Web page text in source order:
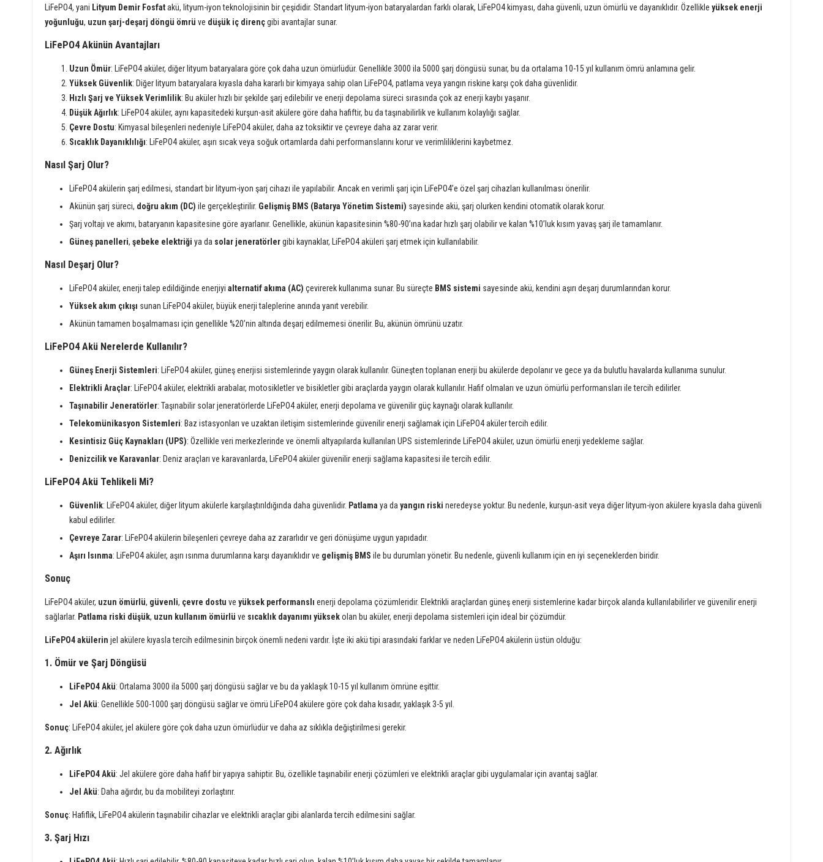
LiFePO4, yani Lityum Demir Fosfatakü, lityum-iyon teknolojisinin bir çeşididir. Standart lityum-iyon bataryalardan farklı olarak, LiFePO4 kimyası, daha güvenli, uzun ömürlü ve dayanıklıdır. Özellikle yüksek enerji
yoğunluğu, uzun şarj-deşarj döngü ömrü ve düşük iç dirençgibi avantajlar sunar.
LiFePO4 Akünün Avantajları
Uzun Ömür: LiFePO4 aküler, diğer lityum bataryalara göre çok daha uzun ömürlüdür. Genellikle 3000 ila 5000 şarj döngüsü sunar, bu da ortalama 10-15 yıl kullanım ömrü anlamına gelir.
Yüksek Güvenlik: Diğer lityum bataryalara kıyasla daha kararlı bir kimyaya sahip olan LiFePO4, patlama veya yangın riskine karşı çok daha güvenlidir.
Hızlı Şarj ve Yüksek Verimlilik: Bu aküler hızlı bir şekilde şarj edilebilir ve enerji depolama süreci sırasında çok az enerji kaybı yaşanır.
Düşük Ağırlık: LiFePO4 aküler, aynı kapasitedeki kurşun-asit akülere göre daha hafiftir, bu da taşınabilirlik ve kullanım kolaylığı sağlar.
Çevre Dostu: Kimyasal bileşenleri nedeniyle LiFePO4 aküler, daha az toksiktir ve çevreye daha az zarar verir.
Sıcaklık Dayanıklılığı: LiFePO4 aküler, aşırı sıcak veya soğuk ortamlarda dahi performanslarını korur ve verimliliklerini kaybetmez.
Nasıl Şarj Olur?
LiFePO4 akülerin şarj edilmesi, standart bir lityum-iyon şarj cihazı ile yapılabilir. Ancak en verimli şarj için LiFePO4’e özel şarj cihazları kullanılması önerilir.
Akünün şarj süreci, doğru akım (DC) ile gerçekleştirilir. Gelişmiş BMS (Batarya Yönetim Sistemi) sayesinde akü, şarj olurken kendini otomatik olarak korur.
Şarj voltajı ve akımı, bataryanın kapasitesine göre ayarlanır. Genellikle, akünün kapasitesinin %80-90’ına kadar hızlı şarj olabilir ve kalan %10’luk kısım yavaş şarj ile tamamlanır.
Güneş panelleri, şebeke elektriği ya da solar jeneratörlergibi kaynaklar, LiFePO4 aküleri şarj etmek için kullanılabilir.
Nasıl Deşarj Olur?
LiFePO4 aküler, enerji talep edildiğinde enerjiyi alternatif akıma (AC) çevirerek kullanıma sunar. Bu süreçte BMS sistemi sayesinde akü, kendini aşırı deşarj durumlarından korur.
Yüksek akım çıkışı sunan LiFePO4 aküler, büyük enerji taleplerine anında yanıt verebilir.
Akünün tamamen boşalmaması için genellikle %20’nin altında deşarj edilmemesi önerilir. Bu, akünün ömrünü uzatır.
LiFePO4 Akü Nerelerde Kullanılır?
Güneş Enerji Sistemleri: LiFePO4 aküler, güneş enerjisi sistemlerinde yaygın olarak kullanılır. Güneşten toplanan enerji bu akülerde depolanır ve gece ya da bulutlu havalarda kullanıma sunulur.
Elektrikli Araçlar: LiFePO4 aküler, elektrikli arabalar, motosikletler ve bisikletler gibi araçlarda yaygın olarak kullanılır. Hafif olmaları ve uzun ömürlü performansları ile tercih edilirler.
Taşınabilir Jeneratörler: Taşınabilir solar jeneratörlerde LiFePO4 aküler, enerji depolama ve güvenilir güç kaynağı olarak kullanılır.
Telekomünikasyon Sistemleri: Baz istasyonları ve uzaktan iletişim sistemlerinde güvenilir enerji sağlamak için LiFePO4 aküler tercih edilir.
Kesintisiz Güç Kaynakları (UPS): Özellikle veri merkezlerinde ve önemli altyapılarda kullanılan UPS sistemlerinde LiFePO4 aküler, uzun ömürlü enerji yedekleme sağlar.
Denizcilik ve Karavanlar: Deniz araçları ve karavanlarda, LiFePO4 aküler güvenilir enerji sağlama kapasitesi ile tercih edilir.
LiFePO4 Akü Tehlikeli Mi?
Güvenlik: LiFePO4 aküler, diğer lityum akülerle karşılaştırıldığında daha güvenlidir. Patlama ya dayangın riski neredeyse yoktur. Bu nedenle, kurşun-asit veya diğer lityum-iyon akülere kıyasla daha güvenli
kabul edilirler.
Çevreye Zarar: LiFePO4 akülerin bileşenleri çevreye daha az zararlıdır ve geri dönüşüme uygun yapıdadır.
Aşırı Isınma: LiFePO4 aküler, aşırı ısınma durumlarına karşı dayanıklıdır ve gelişmiş BMS ile bu durumları yönetir. Bu nedenle, güvenli kullanım için en iyi seçeneklerden biridir.
Sonuç
LiFePO4 aküler, uzun ömürlü, güvenli, çevre dostu ve yüksek performanslı enerji depolama çözümleridir. Elektrikli araçlardan güneş enerji sistemlerine kadar birçok alanda kullanılabilirler ve güvenilir enerji
sağlarlar. Patlama riski düşük, uzun kullanım ömürlü ve sıcaklık dayanımı yüksekolan bu aküler, enerji depolama sistemleri için ideal bir çözümdür.
LiFePO4 akülerin jel akülere kıyasla tercih edilmesinin birçok önemli nedeni vardır. İşte iki akü tipi arasındaki farklar ve neden LiFePO4 akülerin üstün olduğu:
1. Ömür ve Şarj Döngüsü
LiFePO4 Akü: Ortalama 3000 ila 5000 şarj döngüsü sağlar ve bu da yaklaşık 10-15 yıl kullanım ömrüne eşittir.
Jel Akü: Genellikle 500-1000 şarj döngüsü sağlar ve ömrü LiFePO4 akülere göre çok daha kısadır, yaklaşık 3-5 yıl.
Sonuç: LiFePO4 aküler, jel akülere göre çok daha uzun ömürlüdür ve daha az sıklıkla değiştirilmesi gerekir.
2. Ağırlık
LiFePO4 Akü: Jel akülere göre daha hafif bir yapıya sahiptir. Bu, özellikle taşınabilir enerji çözümleri ve elektrikli araçlar gibi uygulamalar için avantaj sağlar.
Jel Akü: Daha ağırdır, bu da mobiliteyi zorlaştırır.
Sonuç: Hafiflik, LiFePO4 akülerin taşınabilir cihazlar ve elektrikli araçlar gibi alanlarda tercih edilmesini sağlar.
3. Şarj Hızı